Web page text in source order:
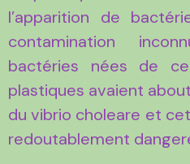
l’apparition de
contamination
bactéries nées de
plastiques avaient
du vibrio choleare et
redoutablement